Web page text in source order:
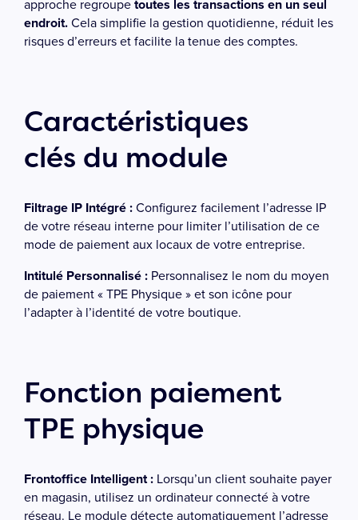
approche regroupetoutes les transactions en un seul
endroit.Cela simplifie la gestion quotidienne, réduit les
risques d’erreurs et facilite la tenue des comptes.
Caractéristiques
clés du module
Filtrage IP Intégré :Configurez facilement l’adresse IP
de votre réseau interne pour limiter l’utilisation de ce
mode de paiement aux locaux de votre entreprise.
Intitulé Personnalisé : Personnalisez le nom du moyen
de paiement « TPE Physique » et son icône pour
l’adapter à l’identité de votre boutique.
Fonction paiement
TPE physique
Frontoffice Intelligent : Lorsqu’un client souhaite payer
en magasin, utilisez un ordinateur connecté à votre
réseau. Le module détecte automatiquement l’adresse